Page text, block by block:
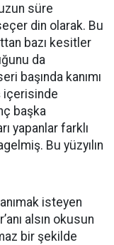
süre
din olarak. Bu
bazı kesitler
da
başında kanımı
içerisinde
başka
yapanlar farklı
Bu yüzyılın
isteyen
alsın okusun
bir şekilde